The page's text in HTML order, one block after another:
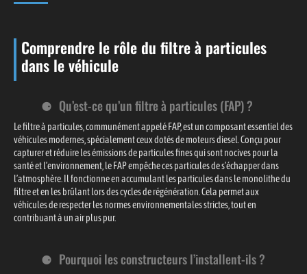
Comprendre le rôle du filtre à particules
dans le véhicule
Qu’est-ce qu’un filtre à particules (FAP) ?
Le filtre à particules, communément appelé FAP, est un composant essentiel des
véhicules modernes, spécialement ceux dotés de moteurs diesel. Conçu pour
capturer et réduire les émissions de particules fines qui sont nocives pour la
santé et l’environnement, le FAP empêche ces particules de s’échapper dans
l’atmosphère. Il fonctionne en accumulant les particules dans le monolithe du
filtre et en les brûlant lors des cycles de régénération. Cela permet aux
véhicules de respecter les normes environnementales strictes, tout en
contribuant à un air plus pur.
Pourquoi les constructeurs l’installent-ils ?